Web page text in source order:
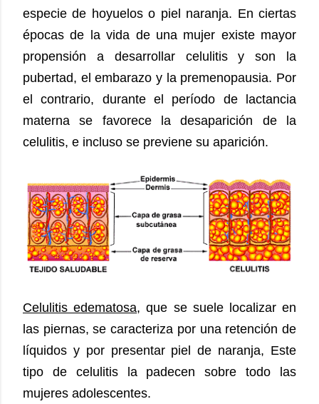
especie de hoyuelos o piel naranja. En ciertas
épocas de la vida de una mujer existe mayor
propensión a desarrollar celulitis y son la
pubertad, el embarazo y la premenopausia. Por
el contrario, durante el período de lactancia
materna se favorece la desaparición de la
celulitis, e incluso se previene su aparición.
Celulitis edematosa, que se suele localizar en
las piernas, se caracteriza por una retención de
líquidos y por presentar piel de naranja, Este
tipo de celulitis la padecen sobre todo las
mujeres adolescentes.